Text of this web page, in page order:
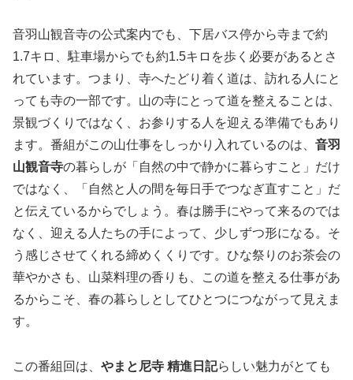
音羽山観音寺の公式案内でも、下居バス停から寺まで約
1.7キロ、駐車場からでも約1.5キロを歩く必要があるとさ
れています。つまり、寺へたどり着く道は、訪れる人にと
っても寺の一部です。山の寺にとって道を整えることは、
景観づくりではなく、お参りする人を迎える準備でもあり
ます。番組がこの山仕事をしっかり入れているのは、 音羽
山観音寺の暮らしが「自然の中で静かに暮らすこと」だけ
ではなく、「自然と人の間を毎日手でつなぎ直すこと」だ
と伝えているからでしょう。春は勝手にやって来るのでは
なく、迎える人たちの手によって、少しずつ形になる。そ
う感じさせてくれる締めくくりです。ひな祭りのお茶会の
華やかさも、山菜料理の香りも、この道を整える仕事があ
るからこそ、春の暮らしとしてひとつにつながって見えま
す。
この番組回は、 やまと尼寺 精進日記らしい魅力がとても